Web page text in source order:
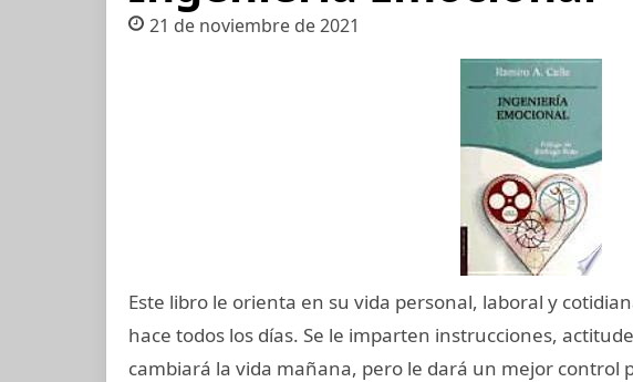
21 de noviembre de 2021
Este libro le orienta en su vida personal, laboral y
hace todos los días. Se le imparten instrucciones,
cambiará la vida mañana, pero le dará un mejor control